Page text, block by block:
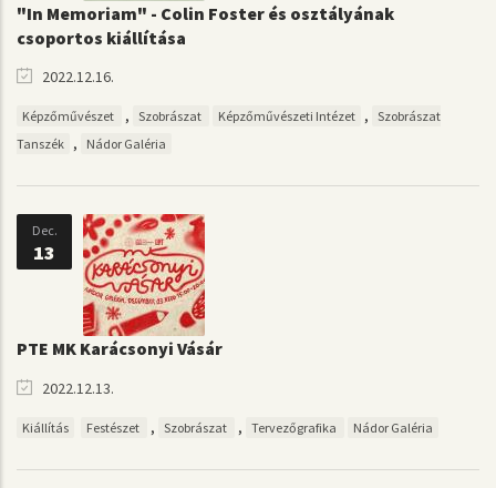
"In Memoriam" - Colin Foster és osztályának
csoportos kiállítása
2022.12.16.
Képzőművészet , Szobrászat Képzőművészeti Intézet , Szobrászat
Tanszék , Nádor Galéria
Dec.
13
PTE MK Karácsonyi Vásár
2022.12.13.
Kiállítás Festészet , Szobrászat , Tervezőgrafika Nádor Galéria